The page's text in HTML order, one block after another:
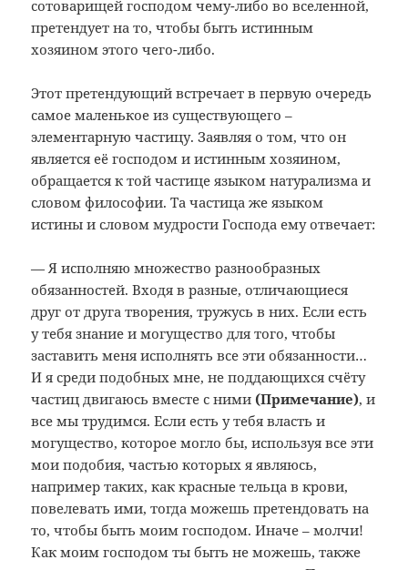
сотоварищей господом чему-либо во вселенной,
претендует на то, чтобы быть истинным
хозяином этого чего-либо.
Этот претендующий встречает в первую очередь
самое маленькое из существующего –
элементарную частицу. Заявляя о том, что он
является её господом и истинным хозяином,
обращается к той частице языком натурализма и
словом философии. Та частица же языком
истины и словом мудрости Господа ему отвечает:
— Я исполняю множество разнообразных
обязанностей. Входя в разные, отличающиеся
друг от друга творения, тружусь в них. Если есть
у тебя знание и могущество для того, чтобы
заставить меня исполнять все эти обязанности…
И я среди подобных мне, не поддающихся счёту
частиц двигаюсь вместе с ними (Примечание), и
все мы трудимся. Если есть у тебя власть и
могущество, которое могло бы, используя все эти
мои подобия, частью которых я являюсь,
например таких, как красные тельца в крови,
повелевать ими, тогда можешь претендовать на
то, чтобы быть моим господом. Иначе – молчи!
Как моим господом ты быть не можешь, также